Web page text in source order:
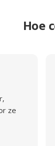
Hoe
ze